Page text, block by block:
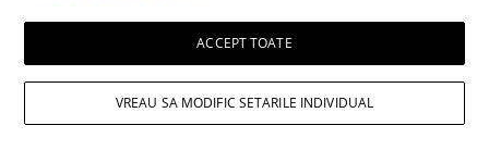
ACCEPT TOATE
VREAU SA MODIFIC SETARILE INDIVIDUAL